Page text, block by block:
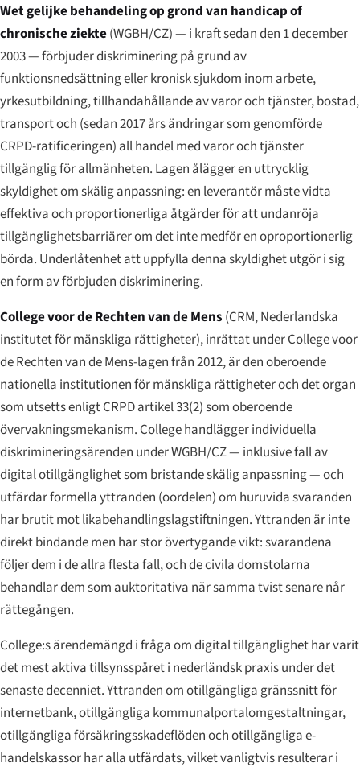
Wet gelijke behandeling op grond van handicap of
chronische ziekte(WGBH/CZ) — i kraft sedan den 1 december
2003 — förbjuder diskriminering på grund av
funktionsnedsättning eller kronisk sjukdom inom arbete,
yrkesutbildning, tillhandahållande av varor och tjänster, bostad,
transport och (sedan 2017 års ändringar som genomförde
CRPD-ratificeringen) all handel med varor och tjänster
tillgänglig för allmänheten. Lagen ålägger en uttrycklig
skyldighet om skälig anpassning: en leverantör måste vidta
effektiva och proportionerliga åtgärder för att undanröja
tillgänglighetsbarriärer om det inte medför en oproportionerlig
börda. Underlåtenhet att uppfylla denna skyldighet utgör i sig
en form av förbjuden diskriminering.
College voor de Rechten van de Mens (CRM, Nederlandska
institutet för mänskliga rättigheter), inrättat under College voor
de Rechten van de Mens-lagen från 2012, är den oberoende
nationella institutionen för mänskliga rättigheter och det organ
som utsetts enligt CRPD artikel 33(2) som oberoende
övervakningsmekanism. College handlägger individuella
diskrimineringsärenden under WGBH/CZ — inklusive fall av
digital otillgänglighet som bristande skälig anpassning — och
utfärdar formella yttranden (oordelen) om huruvida svaranden
har brutit mot likabehandlingslagstiftningen. Yttranden är inte
direkt bindande men har stor övertygande vikt: svarandena
följer dem i de allra flesta fall, och de civila domstolarna
behandlar dem som auktoritativa när samma tvist senare når
rättegången.
College:s ärendemängd i fråga om digital tillgänglighet har varit
det mest aktiva tillsynsspåret i nederländsk praxis under det
senaste decenniet. Yttranden om otillgängliga gränssnitt för
internetbank, otillgängliga kommunalportalomgestaltningar,
otillgängliga försäkringsskadeflöden och otillgängliga e-
handelskassor har alla utfärdats, vilket vanligtvis resulterar i